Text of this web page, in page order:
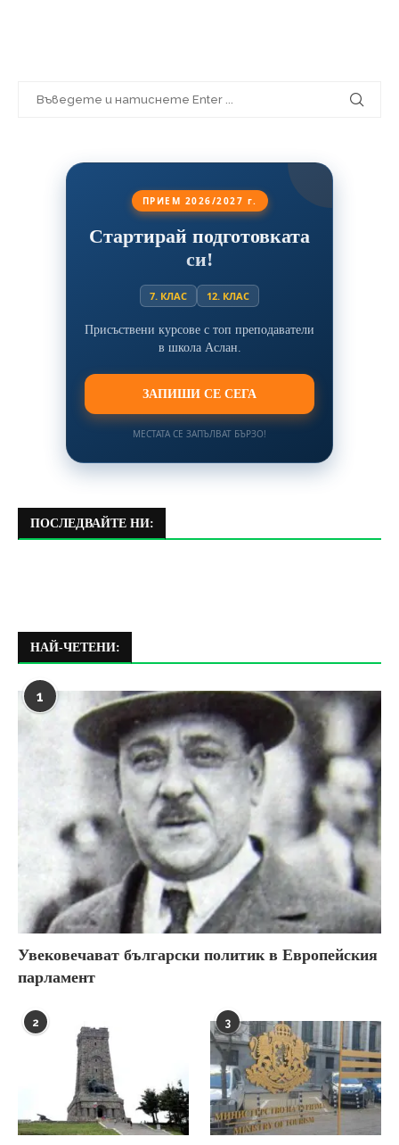
ПРИЕМ 2026/2027 г.
Стартирай подготовката
си!
7. КЛАС 12. КЛАС
Присъствени курсове с топ преподаватели
в школа Аслан.
ЗАПИШИ СЕ СЕГА
МЕСТАТА СЕ ЗАПЪЛВАТ БЪРЗО!
ПОСЛЕДВАЙТЕ НИ:
НАЙ-ЧЕТЕНИ:
1
Увековечават български политик в Европейския
парламент
2 3